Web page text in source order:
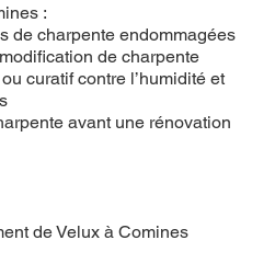
:
de charpente endommagées
de charpente
curatif contre l’humidité et
avant une rénovation
de Velux à Comines